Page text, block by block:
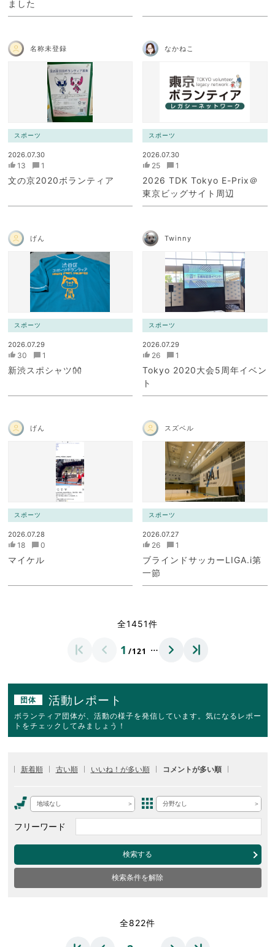
ました
名称未登録
スポーツ
2026.07.30
13 1
文の京2020ボランティア
なかねこ
スポーツ
2026.07.30
25 1
2026 TDK Tokyo E-Prix＠
東京ビッグサイト周辺
げん
スポーツ
2026.07.29
30 1
新渋スポシャツ👐
Twinny
スポーツ
2026.07.29
26 1
Tokyo 2020大会5周年イベン
ト
げん
スポーツ
2026.07.28
18 0
マイケル
スズベル
スポーツ
2026.07.27
26 1
ブラインドサッカーLIGA.i第
一節
全1451件
1 /121 …
団体 活動レポート
ボランティア団体が、活動の様子を発信しています。気になるレポー
トをチェックしてみましょう！
新着順 古い順 いいね！が多い順 コメントが多い順
地域なし 分野なし
フリーワード
検索する
検索条件を解除
全822件